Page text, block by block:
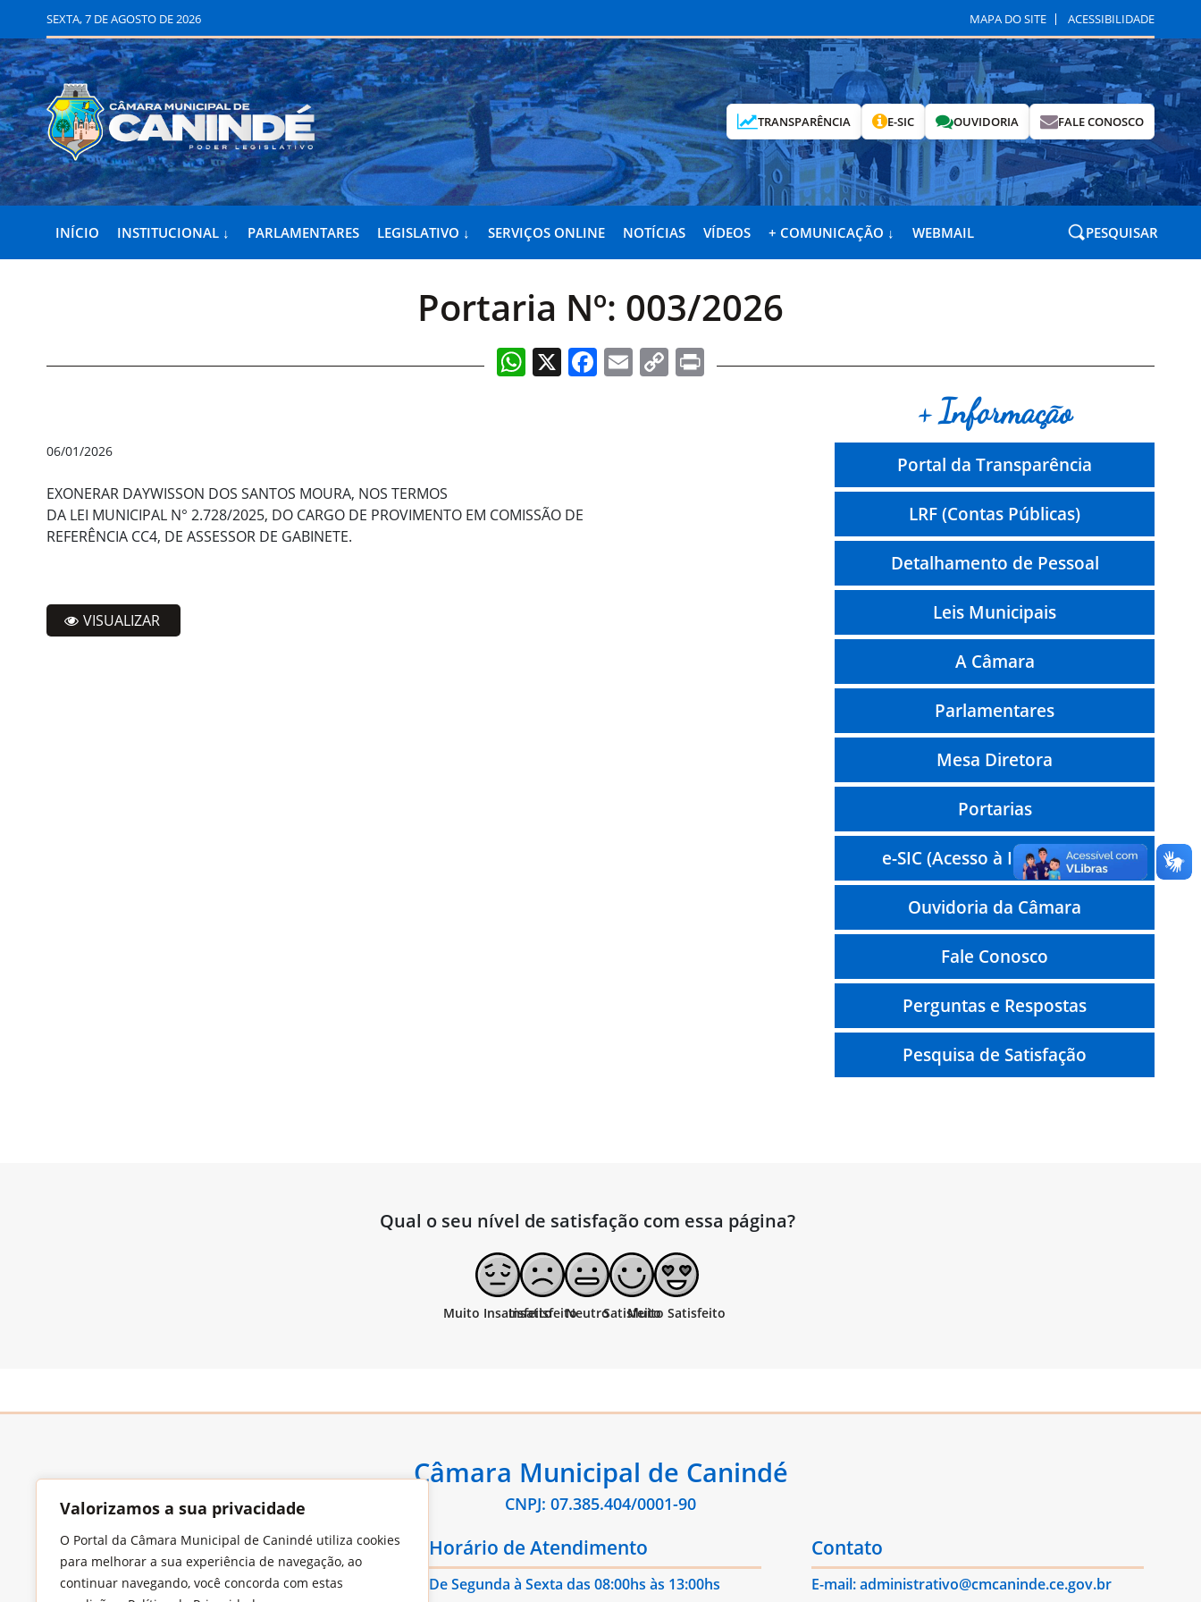
Valorizamos a sua privacidade
O Portal da Câmara Municipal de Canindé utiliza cookies
para melhorar a sua experiência de navegação, ao
continuar navegando, você concorda com estas
SEXTA, 7 DE AGOSTO DE 2026 MAPA DO SITE ACESSIBILIDADE
TRANSPARÊNCIA E-SIC OUVIDORIA FALE CONOSCO
INÍCIO INSTITUCIONAL ↓ PARLAMENTARES LEGISLATIVO ↓ SERVIÇOS ONLINE NOTÍCIAS VÍDEOS + COMUNICAÇÃO ↓ WEBMAIL PESQUISAR
Portaria Nº: 003/2026
WhatsApp
X Facebook
EmailCopyPrint
06/01/2026
EXONERAR DAYWISSON DOS SANTOS MOURA, NOS TERMOS
DA LEI MUNICIPAL N° 2.728/2025, DO CARGO DE PROVIMENTO EM COMISSÃO DE
REFERÊNCIA CC4, DE ASSESSOR DE GABINETE.
VISUALIZAR
+ Informação
Portal da Transparência
LRF (Contas Públicas)
Detalhamento de Pessoal
Leis Municipais
A Câmara
Parlamentares
Mesa Diretora
Portarias
e-SIC (Acesso à Informação)
Ouvidoria da Câmara
Fale Conosco
Perguntas e Respostas
Pesquisa de Satisfação
Qual o seu nível de satisfação com essa página?
Câmara Municipal de Canindé
CNPJ: 07.385.404/0001-90
Endereço
Largo Francisco Xavier de Medeiros, S/N,
Horário de Atendimento
De Segunda à Sexta das 08:00hs às 13:00hs
Contato
E-mail: administrativo@cmcaninde.ce.gov.br